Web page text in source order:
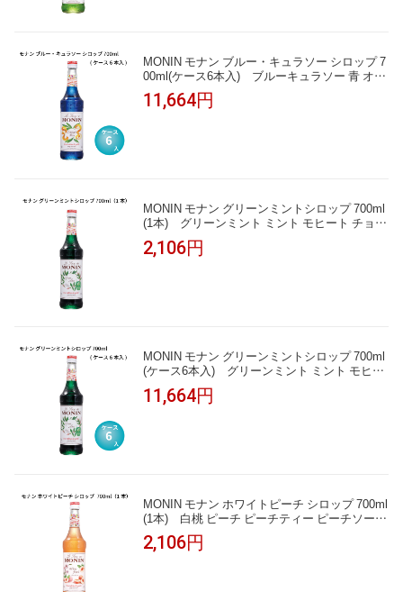
MONIN モナン ブルー・キュラソー シロップ 7
00ml(ケース6本入) ブルーキュラソー 青 オレ
ンジ風味 ブルーハワイ かき氷 ソーダ インスタ
映え ノンアルコールカクテル モクテル 割り材
11,664円
MONIN モナン グリーンミントシロップ 700ml
(1本) グリーンミント ミント モヒート チョコ
ミント かき氷 ソーダ ノンアルコールカクテル
モクテル 割り材 業務用 フレーバーシロップ
2,106円
MONIN モナン グリーンミントシロップ 700ml
(ケース6本入) グリーンミント ミント モヒー
ト チョコミント かき氷 ソーダ ノンアルコール
カクテル モクテル 割り材 業務用 フレーバーシ
11,664円
MONIN モナン ホワイトピーチ シロップ 700ml
(1本) 白桃 ピーチ ピーチティー ピーチソーダ
かき氷 かき氷シロップ ノンアルコールカクテ
ル モクテル カクテル 割り材 希釈 業務用 カフ
2,106円